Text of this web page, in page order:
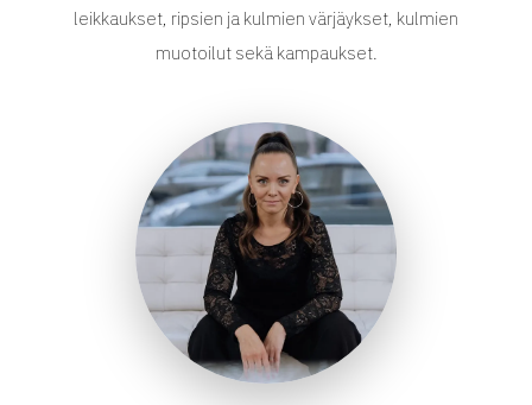
leikkaukset, ripsien ja kulmien värjäykset, kulmien
muotoilut sekä kampaukset.